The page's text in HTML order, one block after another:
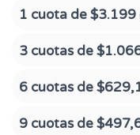
1 cuota de$3.199
3 cuotas de
6 cuotas de
9 cuotas de